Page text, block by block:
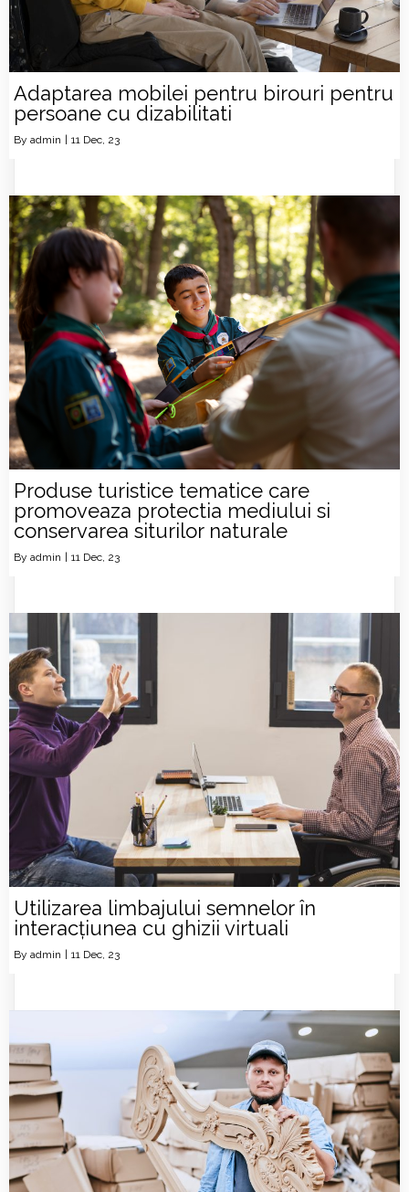
Adaptarea mobilei pentru birouri pentru
persoane cu dizabilitati
By admin 11 Dec, 23
Produse turistice tematice care
promoveaza protectia mediului si
conservarea siturilor naturale
By admin 11 Dec, 23
Utilizarea limbajului semnelor în
interacțiunea cu ghizii virtuali
By admin | 11 Dec, 23